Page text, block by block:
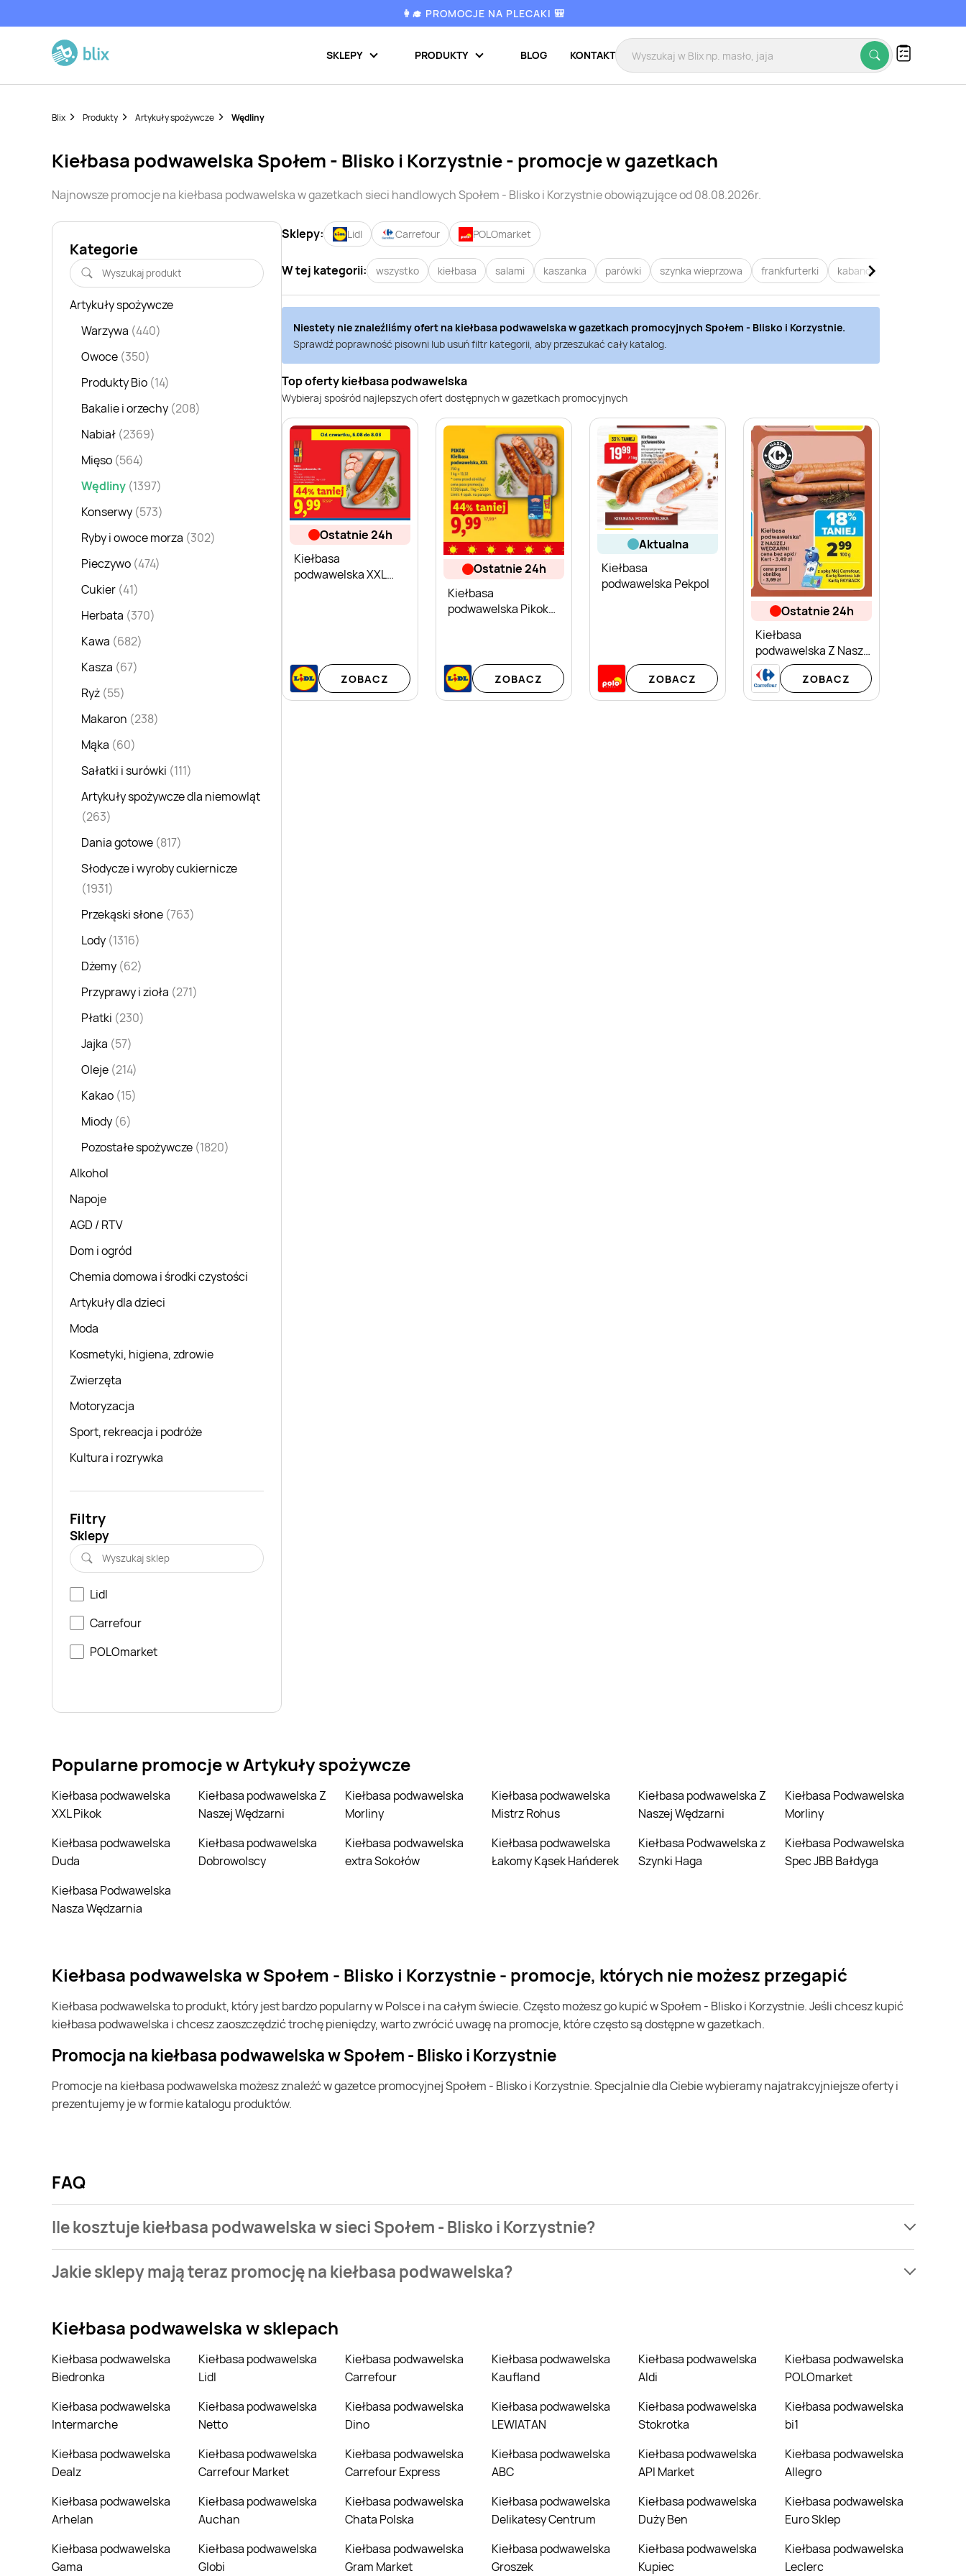
👩‍🎓 PROMOCJE NA PLECAKI 🎒
SKLEPY PRODUKTY BLOG KONTAKT
Blix Produkty Artykuły spożywcze Wędliny
kiełbasa podwawelska Społem - Blisko i Korzystnie- promocje w gazetkach
Najnowsze promocje na kiełbasa podwawelskaw gazetkach sieci handlowychSpołem - Blisko i Korzystnieobowiązujące od 08.08.2026r.
Kategorie
Artykuły spożywcze
Warzywa (440)
Owoce (350)
Produkty Bio (14)
Bakalie i orzechy (208)
Nabiał (2369)
Mięso (564)
Wędliny (1397)
Konserwy (573)
Ryby i owoce morza (302)
Pieczywo (474)
Cukier (41)
Herbata (370)
Kawa (682)
Kasza (67)
Ryż (55)
Makaron (238)
Mąka (60)
Sałatki i surówki (111)
Artykuły spożywcze dla niemowląt
(263)
Dania gotowe (817)
Słodycze i wyroby cukiernicze
(1931)
Przekąski słone (763)
Lody (1316)
Dżemy (62)
Przyprawy i zioła (271)
Płatki (230)
Jajka (57)
Oleje (214)
Kakao (15)
Miody (6)
Pozostałe spożywcze (1820)
Alkohol
Napoje
AGD / RTV
Dom i ogród
Chemia domowa i środki czystości
Artykuły dla dzieci
Moda
Kosmetyki, higiena, zdrowie
Zwierzęta
Motoryzacja
Sport, rekreacja i podróże
Kultura i rozrywka
Filtry
Sklepy
Lidl
Carrefour
POLOmarket
Sklepy: Lidl Carrefour POLOmarket
W tej kategorii: wszystko kiełbasa salami kaszanka parówki szynka wieprzowa frankfurterki kabanosy
Niestety nie znaleźliśmy ofert na kiełbasa podwawelskaw gazetkach promocyjnych Społem - Blisko i Korzystnie.
Sprawdź poprawność pisowni lub usuń filtr kategorii, aby przeszukać cały katalog.
Top oferty kiełbasa podwawelska
Wybieraj spośród najlepszych ofert dostępnych w gazetkach promocyjnych
ostatnie 24h
Kiełbasa
podwawelska XXL
ZOBACZ
ostatnie 24h
Kiełbasa
podwawelska Pikok
ZOBACZ
aktualna
Kiełbasa
podwawelska Pekpol
ZOBACZ
ostatnie 24h
Kiełbasa
podwawelska Z Naszej
Wędzarni
ZOBACZ
Popularne promocje w Artykuły spożywcze
Kiełbasa podwawelska
XXL Pikok
Kiełbasa podwawelska Z
Naszej Wędzarni
Kiełbasa podwawelska
Morliny
Kiełbasa podwawelska
Mistrz Rohus
Kiełbasa podwawelska Z
Naszej Wędzarni
Kiełbasa Podwawelska
Morliny
Kiełbasa podwawelska
Duda
Kiełbasa podwawelska
Dobrowolscy
Kiełbasa podwawelska
extra Sokołów
Kiełbasa podwawelska
Łakomy Kąsek Hańderek
Kiełbasa Podwawelska z
Szynki Haga
Kiełbasa Podwawelska
Spec JBB Bałdyga
Kiełbasa Podwawelska
Nasza Wędzarnia
kiełbasa podwawelska w Społem - Blisko i Korzystnie - promocje, których nie możesz przegapić
kiełbasa podwawelska to produkt, który jest bardzo popularny w Polsce i na całym świecie. Często możesz go kupić w Społem - Blisko i Korzystnie. Jeśli chcesz kupić
kiełbasa podwawelska i chcesz zaoszczędzić trochę pieniędzy, warto zwrócić uwagę na promocje, które często są dostępne w gazetkach.
Promocja na kiełbasa podwawelska w Społem - Blisko i Korzystnie
Promocje na kiełbasa podwawelska możesz znaleźć w gazetce promocyjnej Społem - Blisko i Korzystnie. Specjalnie dla Ciebie wybieramy najatrakcyjniejsze oferty i
prezentujemy je w formie katalogu produktów.
FAQ
Ile kosztuje kiełbasa podwawelska w sieci Społem - Blisko i Korzystnie?
kiełbasa podwawelska w sieci Społem - Blisko i Korzystnie.
Jakie sklepy mają teraz promocję na kiełbasa podwawelska?
Kiełbasa podwawelskaw sklepach
Kiełbasa podwawelska
Biedronka
Kiełbasa podwawelska
Lidl
Kiełbasa podwawelska
Carrefour
Kiełbasa podwawelska
Kaufland
Kiełbasa podwawelska
Aldi
Kiełbasa podwawelska
POLOmarket
Kiełbasa podwawelska
Intermarche
Kiełbasa podwawelska
Netto
Kiełbasa podwawelska
Dino
Kiełbasa podwawelska
LEWIATAN
Kiełbasa podwawelska
Stokrotka
Kiełbasa podwawelska
bi1
Kiełbasa podwawelska
Dealz
Kiełbasa podwawelska
Carrefour Market
Kiełbasa podwawelska
Carrefour Express
Kiełbasa podwawelska
ABC
Kiełbasa podwawelska
API Market
Kiełbasa podwawelska
Allegro
Kiełbasa podwawelska
Arhelan
Kiełbasa podwawelska
Auchan
Kiełbasa podwawelska
Chata Polska
Kiełbasa podwawelska
Delikatesy Centrum
Kiełbasa podwawelska
Duży Ben
Kiełbasa podwawelska
Euro Sklep
Kiełbasa podwawelska
Gama
Kiełbasa podwawelska
Globi
Kiełbasa podwawelska
Gram Market
Kiełbasa podwawelska
Groszek
Kiełbasa podwawelska
Kupiec
Kiełbasa podwawelska
Leclerc